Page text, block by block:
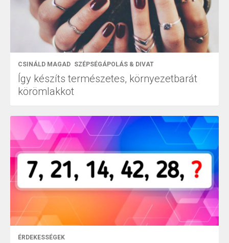
CSINÁLD MAGAD SZÉPSÉGÁPOLÁS & DIVAT
Így készíts természetes, környezetbarát
körömlakkot
ÉRDEKESSÉGEK